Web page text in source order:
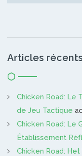
Articles
Chicken Road: Le
de Jeu Tactique
Chicken Road: Le
Établissement
Chicken Road: